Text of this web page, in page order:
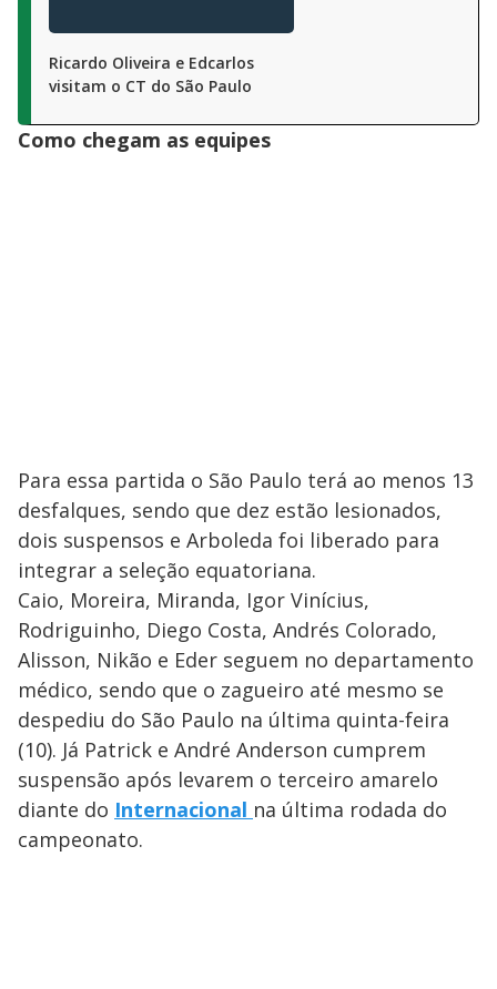
Ricardo Oliveira e Edcarlos
visitam o CT do São Paulo
Como chegam as equipes
Para essa partida o São Paulo terá ao menos 13
desfalques, sendo que dez estão lesionados,
dois suspensos e Arboleda foi liberado para
integrar a seleção equatoriana.
Caio, Moreira, Miranda, Igor Vinícius,
Rodriguinho, Diego Costa, Andrés Colorado,
Alisson, Nikão e Eder seguem no departamento
médico, sendo que o zagueiro até mesmo se
despediu do São Paulo na última quinta-feira
(10). Já Patrick e André Anderson cumprem
suspensão após levarem o terceiro amarelo
diante do Internacional na última rodada do
campeonato.